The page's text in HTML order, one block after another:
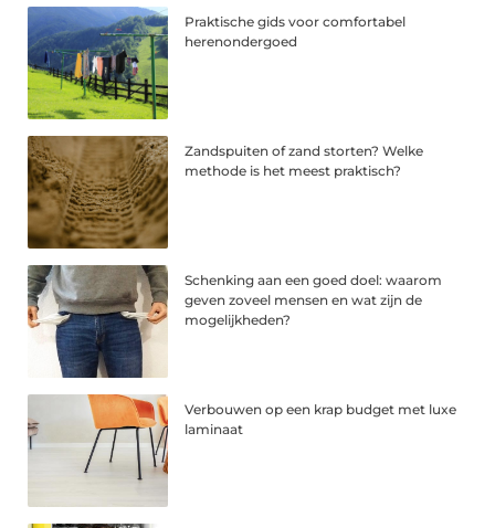
Praktische gids voor comfortabel
herenondergoed
Zandspuiten of zand storten? Welke
methode is het meest praktisch?
Schenking aan een goed doel: waarom
geven zoveel mensen en wat zijn de
mogelijkheden?
Verbouwen op een krap budget met luxe
laminaat